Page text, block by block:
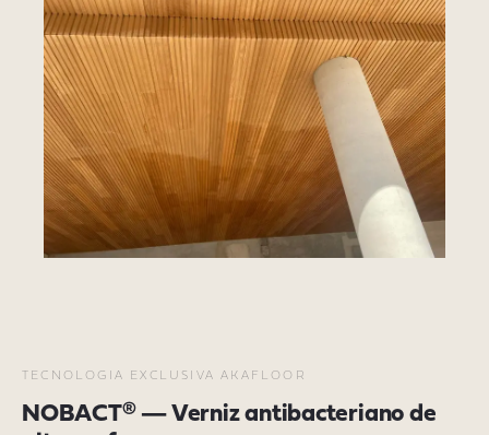
TECNOLOGIA EXCLUSIVA AKAFLOOR
NOBACT® — Verniz antibacteriano de